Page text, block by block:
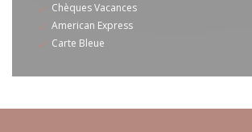
Chèques Vacances
American Express
Carte Bleue